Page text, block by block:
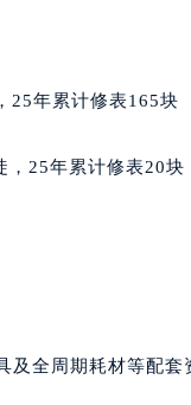
前预约）
前预约）
后服务中心（需提前
（需提前预约）
预约）
预约）
25年累计修表165块
，25年累计修表20块
全周期耗材等配套